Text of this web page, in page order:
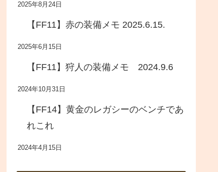
2025年8月24日
【FF11】赤の装備メモ 2025.6.15.
2025年6月15日
【FF11】狩人の装備メモ 2024.9.6
2024年10月31日
【FF14】黄金のレガシーのベンチであ
れこれ
2024年4月15日